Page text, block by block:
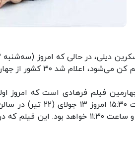
شد ۳۰ کشور از جهان به‌زودی تماشاگر این فیلم خواهند شد.
فیلم فرهادی است که امروز
خود را ساعت